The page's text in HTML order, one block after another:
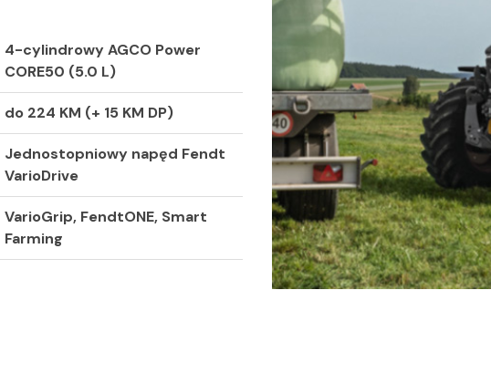
4-cylindrowy AGCO Power
CORE50 (5.0 L)
do 224 KM (+ 15 KM DP)
Jednostopniowy napęd Fendt
VarioDrive
VarioGrip, FendtONE, Smart
Farming